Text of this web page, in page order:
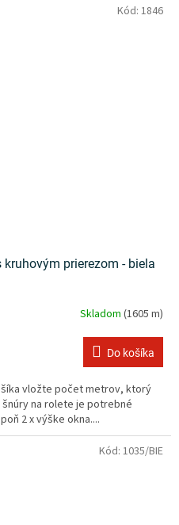
prierezom - biela
Skladom (1605 m)
Do košíka
vložte počet metrov, ktorý
na rolete je potrebné
2 x výške okna....
Kód: 1846
Kód: 1035/BIE